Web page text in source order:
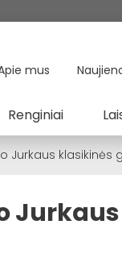
mus
Renginiai
Jurkaus klasikinės